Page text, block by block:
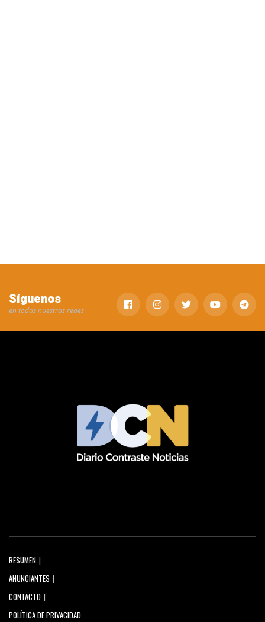
Síguenos
en todas nuestras redes
RESUMEN
ANUNCIANTES
CONTACTO
POLÍTICA DE PRIVACIDAD